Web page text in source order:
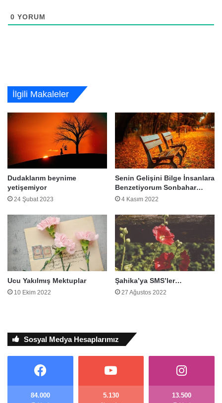
0 YORUM
İlgili Makaleler
Dudaklarım beynime
yetişemiyor
24 Şubat 2023
Senin Gelişini Bilge İnsanlara
Benzetiyorum Sonbahar…
4 Kasım 2022
Ucu Yakılmış Mektuplar
10 Ekim 2022
Şahika’ya SMS’ler…
27 Ağustos 2022
Sosyal Medya Hesaplarımız
84.000 5.130 13.500